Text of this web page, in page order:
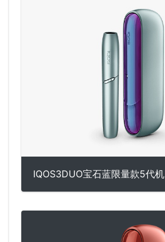
IQOS3DUO宝石蓝限量款5代机